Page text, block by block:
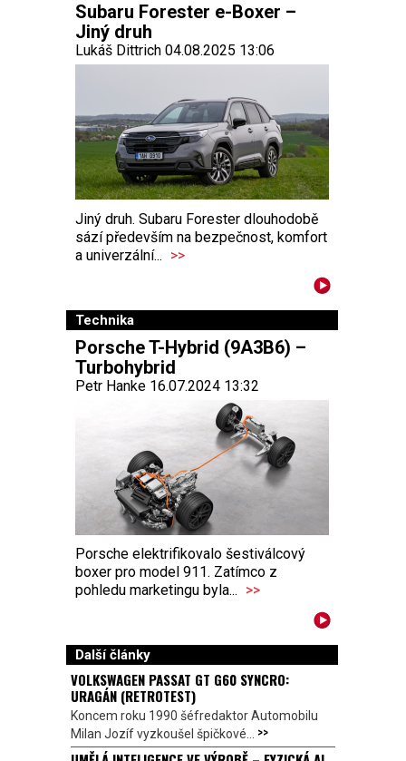
Subaru Forester e-Boxer –
Jiný druh
Lukáš Dittrich 04.08.2025 13:06
Jiný druh. Subaru Forester dlouhodobě
sází především na bezpečnost, komfort
a univerzální... >>
Technika
Porsche T-Hybrid (9A3B6) –
Turbohybrid
Petr Hanke 16.07.2024 13:32
Porsche elektrifikovalo šestiválcový
boxer pro model 911. Zatímco z
pohledu marketingu byla... >>
Další články
VOLKSWAGEN PASSAT GT G60 SYNCRO:
URAGÁN (RETROTEST)
Koncem roku 1990 šéfredaktor Automobilu
Milan Jozíf vyzkoušel špičkové... >>